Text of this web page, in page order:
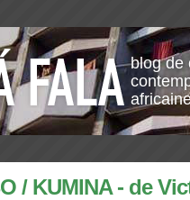
blog de
/ KUMINA - de